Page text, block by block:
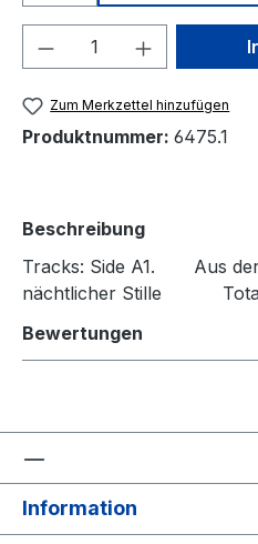
Produkt Anzahl:
Zum Merkzettel hinzufügen
Produktnummer: 6475.1
Beschreibung
Tracks: Side A1. Aus
nächtlicher Stille
Bewertungen
Information